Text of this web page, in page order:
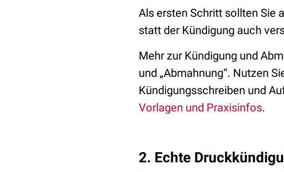
Als ersten Schritt sollten Sie
statt der Kündigung auch
Mehr zur Kündigung und
und „Abmahnung“. Nutzen
Kündigungsschreiben und
Vorlagen und Praxisinfos.
2. Echte